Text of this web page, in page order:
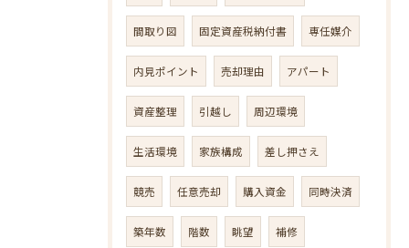
間取り図 固定資産税納付書 専任媒介
内見ポイント 売却理由 アパート
資産整理 引越し 周辺環境
生活環境 家族構成 差し押さえ
競売 任意売却 購入資金 同時決済
築年数 階数 眺望 補修